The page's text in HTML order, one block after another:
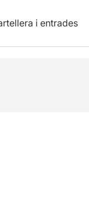
i entrades